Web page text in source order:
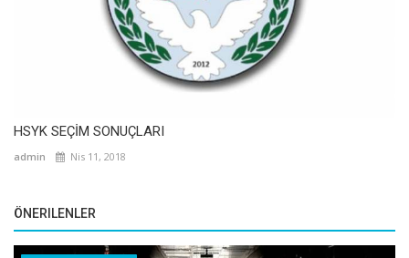
HSYK SEÇİM SONUÇLARI
admin Nis 11, 2018
ÖNERILENLER